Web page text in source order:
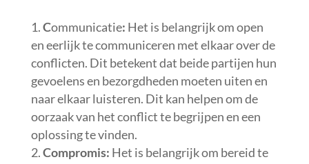
Communicatie: Het is belangrijk om open
en eerlijk te communiceren met elkaar over de
conflicten. Dit betekent dat beide partijen hun
gevoelens en bezorgdheden moeten uiten en
naar elkaar luisteren. Dit kan helpen om de
oorzaak van het conflict te begrijpen en een
oplossing te vinden.
Compromis: Het is belangrijk om bereid te